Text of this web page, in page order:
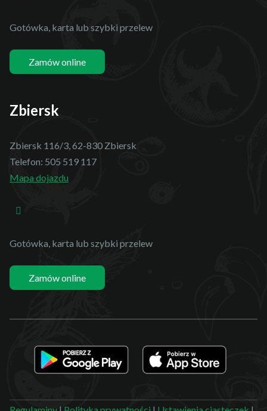
Gotówka, karta lub szybki przelew
Zamów online
Zbiersk
Zbiersk 116/3, 62-830 Zbiersk
Telefon: 505 519 117
Mapa dojazdu
Gotówka, karta lub szybki przelew
Zamów online